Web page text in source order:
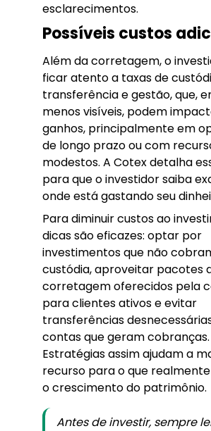
esclarecimentos.
Possíveis custos
Além da corretagem, o
ficar atento a taxas de
transferência e gestão, que,
menos visíveis, podem
ganhos, principalmente em
de longo prazo ou com
modestos. A Cotex detalha
para que o investidor saiba
onde está gastando seu
Para diminuir custos ao
dicas são eficazes: optar por
investimentos que não
custódia, aproveitar pacotes
corretagem oferecidos pela
para clientes ativos e evitar
transferências
contas que geram cobranças.
Estratégias assim ajudam a
recurso para o que
o crescimento do patrimônio.
Antes de investir, sempre